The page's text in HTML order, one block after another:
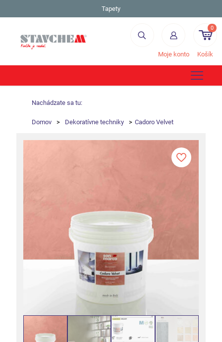
Tapety
Moje konto
0
Košík
Nachádzate sa tu:
Domov > Dekoratívne techniky > Cadoro Velvet